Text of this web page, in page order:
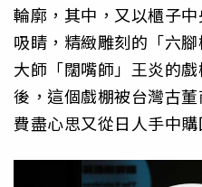
輪廓，其中，又以櫃子
吸睛，精緻雕刻的「六
大師「闊嘴師」王炎的
後，這個戲棚被台灣古
費盡心思又從日人手中購